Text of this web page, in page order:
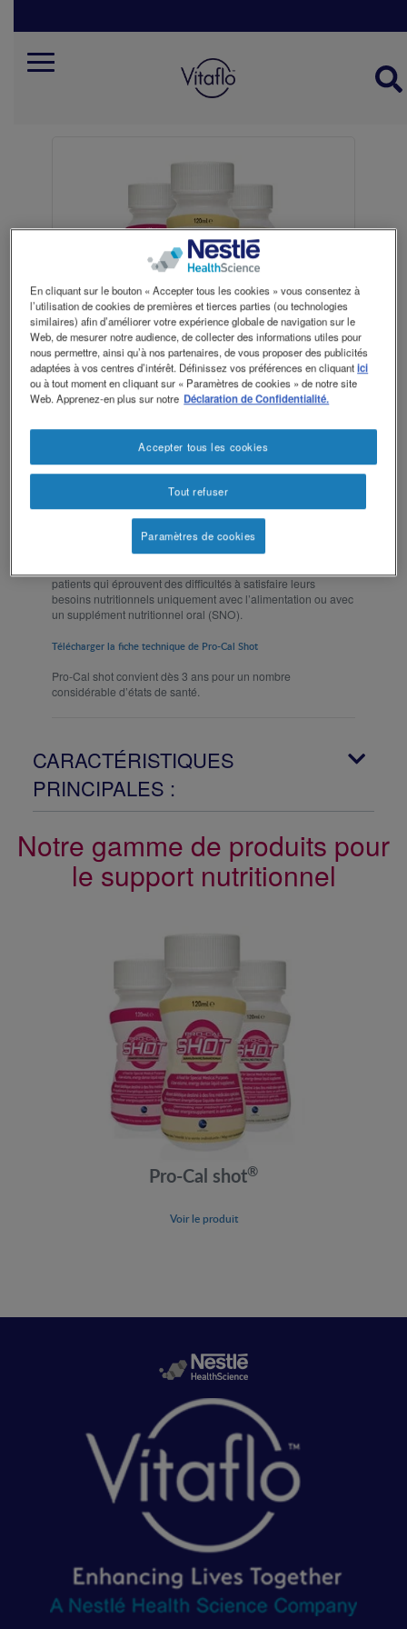
content
Mobile
Pro‐Cal shot®
Pro-Cal shot est un supplément nutritionnel de petit volume à
haute densité énergétique, disponible en goût neutre, fraise
et banane, apportant des protéines, des lipides et des
glucides. 30 ml apporte 100kcal et 2g de protéines, c’est
patients qui éprouvent des difficultés à satisfaire leurs
besoins nutritionnels uniquement avec l’alimentation ou avec
un supplément nutritionnel oral (SNO).
Télécharger la fiche technique de Pro-Cal Shot
Pro-Cal shot convient dès 3 ans pour un nombre
considérable d’états de santé.
CARACTÉRISTIQUES
PRINCIPALES :
Notre gamme de produits pour
le support nutritionnel
Pro‐Cal shot®
Voir le produit
En cliquant sur le bouton « Accepter tous les cookies » vous consentez à
l’utilisation de cookies de premières et tierces parties (ou technologies
similaires) afin d’améliorer votre expérience globale de navigation sur le
Web, de mesurer notre audience, de collecter des informations utiles pour
nous permettre, ainsi qu’à nos partenaires, de vous proposer des publicités
adaptées à vos centres d’intérêt. Définissez vos préférences en cliquantici
ou à tout moment en cliquant sur « Paramètres de cookies » de notre site
Web. Apprenez-en plus sur notre Déclaration de Confidentialité.
Tout refuser
Accepter tous les cookies
Paramètres de cookies